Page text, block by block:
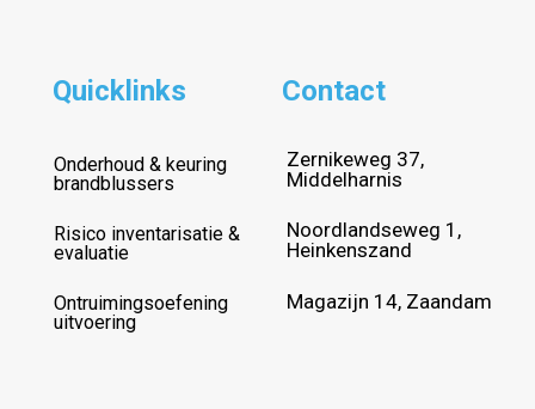
Quicklinks
Onderhoud & keuring
brandblussers
Risico inventarisatie &
evaluatie
Ontruimingsoefening
uitvoering
Contact
Zernikeweg 37,
Middelharnis
Noordlandseweg 1,
Heinkenszand
Magazijn 14, Zaandam